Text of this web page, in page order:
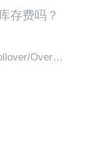
存费吗？
Over…